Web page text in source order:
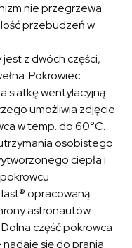
nie przegrzewa
przebudzeń w
z dwóch części,
Pokrowiec
siatkę wentylacyjną.
umożliwia zdjęcie
w temp. do 60°C.
osobistego
ciepła i
opracowaną
astronautów
część pokrowca
nadaje się do prania